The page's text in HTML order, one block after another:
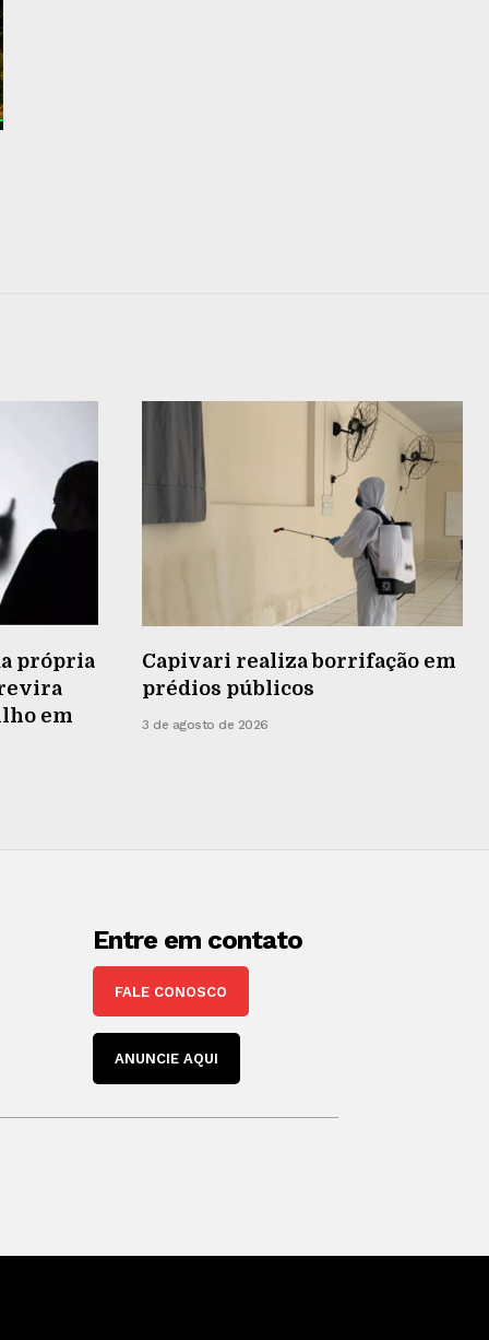
própria
em
Capivari realiza borrifação em
prédios públicos
3 de agosto de 2026
Entre em contato
FALE CONOSCO
ANUNCIE AQUI